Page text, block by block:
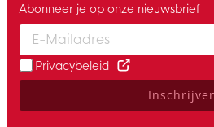
Enter your email and accept the
Abonneer je op onze nieuwsbrief
Privacybeleid